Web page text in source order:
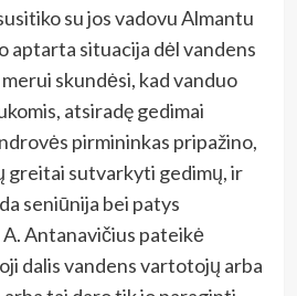
su jos vadovu Almantu
aptarta situacija dėl vandens
skundėsi, kad vanduo
atsiradę gedimai
pirmininkas pripažino,
greitai sutvarkyti gedimų, ir
seniūnija bei patys
Antanavičius pateikė
dalis vandens vartotojų arba